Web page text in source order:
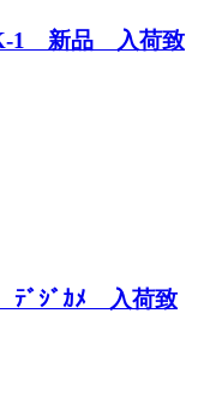
1 新品 入荷致
ﾃﾞｼﾞｶﾒ 入荷致